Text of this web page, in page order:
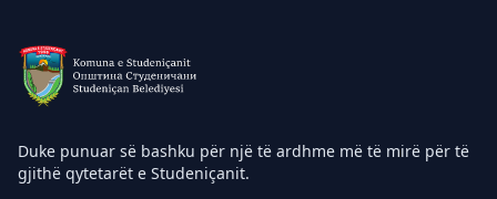
Duke punuar së bashku për një të ardhme më të mirë për të
gjithë qytetarët e Studeniçanit.